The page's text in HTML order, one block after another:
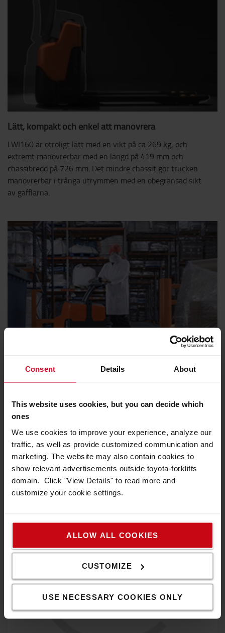
Consent Details About
This website uses cookies, but you can decide which
ones
We use cookies to improve your experience, analyze our
traffic, as well as provide customized communication and
marketing. The website may also contain cookies to
show relevant advertisements outside toyota-forklifts
domain. Click "View Details" to read more and
customize your cookie settings.
ALLOW ALL COOKIES
CUSTOMIZE
USE NECESSARY COOKIES ONLY
Lätt, kompakt och enkel att manövrera
LWI160 är otroligt lätt med en vikt på ca 269 kg, och
extremt manövrerbar med en längd på 419 mm och
chassibredd på 726 mm. Det mindre chassit gör trucken
manövrerbar i trånga utrymmen med en obegränsad sikt
av gafflarna.
Automatisk hastighetsreducering vid kurvtagning
till instabil last eller fotskador. Förbättrad manövrering,
lättare styrning, förbättrad sluttningsprestanda, och
idealisk för områden med viktbegränsning.